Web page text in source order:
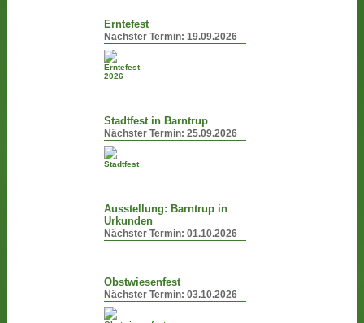
Erntefest
Nächster Termin:19.09.2026
Stadtfest in Barntrup
Nächster Termin:25.09.2026
Ausstellung: Barntrup in
Urkunden
Nächster Termin:01.10.2026
Obstwiesenfest
Nächster Termin:03.10.2026